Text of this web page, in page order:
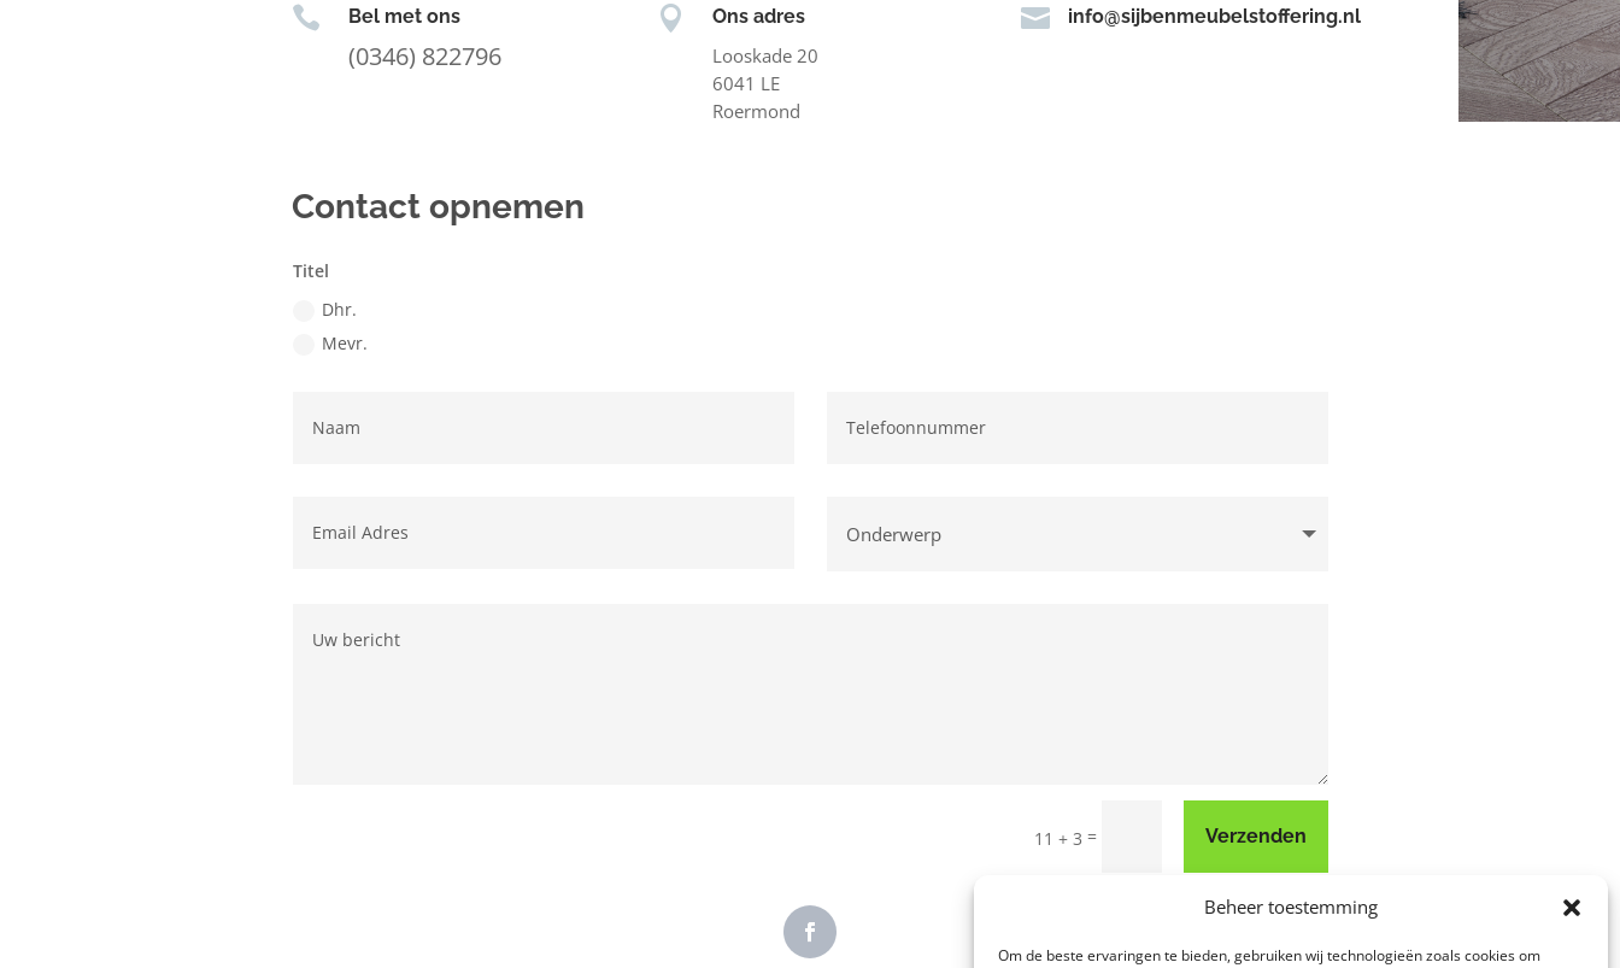
Beheer toestemming
Om de beste ervaringen te bieden, gebruiken wij technologieën zoals cookies om
 Bel met ons
(0346) 822796
 Ons adres
Looskade 20
6041 LE
Roermond
 info@sijbenmeubelstoffering.nl
Contact opnemen
Titel
Dhr.
Mevr.
11 + 3 = Verzenden